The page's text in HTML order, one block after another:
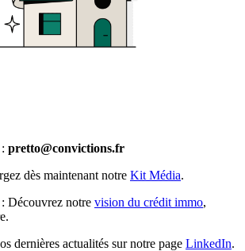
pretto@convictions.fr
dès maintenant notre Kit Média.
: Découvrez notre vision du crédit immo,
dernières actualités sur notre page LinkedIn.